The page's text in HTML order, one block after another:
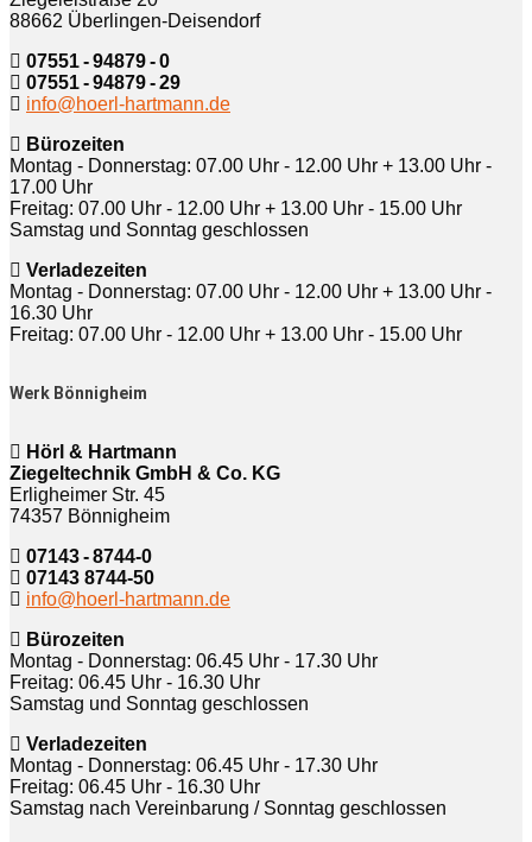
88662 Überlingen-Deisendorf
07551 - 94879 - 0
07551 - 94879 - 29
info@hoerl-hartmann.de
Bürozeiten
Montag - Donnerstag: 07.00 Uhr - 12.00 Uhr + 13.00 Uhr -
17.00 Uhr
Freitag: 07.00 Uhr - 12.00 Uhr + 13.00 Uhr - 15.00 Uhr
Samstag und Sonntag geschlossen
Verladezeiten
Montag - Donnerstag: 07.00 Uhr - 12.00 Uhr + 13.00 Uhr -
16.30 Uhr
Freitag: 07.00 Uhr - 12.00 Uhr + 13.00 Uhr - 15.00 Uhr
Werk Bönnigheim
Hörl & Hartmann
Ziegeltechnik GmbH & Co. KG
Erligheimer Str. 45
74357 Bönnigheim
07143 - 8744-0
07143 8744-50
info@hoerl-hartmann.de
Bürozeiten
Montag - Donnerstag: 06.45 Uhr - 17.30 Uhr
Freitag: 06.45 Uhr - 16.30 Uhr
Samstag und Sonntag geschlossen
Verladezeiten
Montag - Donnerstag: 06.45 Uhr - 17.30 Uhr
Freitag: 06.45 Uhr - 16.30 Uhr
Samstag nach Vereinbarung / Sonntag geschlossen